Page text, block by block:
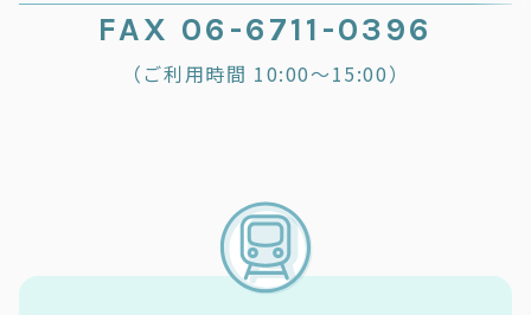
FAX 06-6711-0396
（ご利用時間 10:00～15:00）